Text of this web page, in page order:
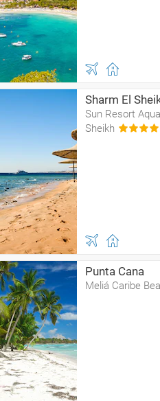
Sharm El
Sun Resort
Sheikh
Punta Cana
Meliá Caribe